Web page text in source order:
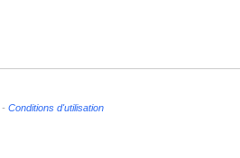
- Conditions d'utilisation